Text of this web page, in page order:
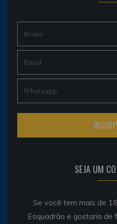
SEJA UM
Se você tem mais de
Esquadrão e gostaria